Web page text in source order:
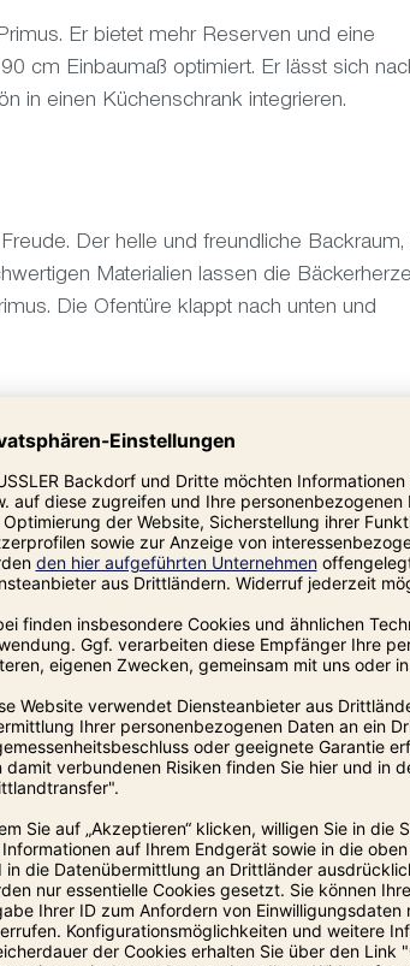
Er bietet mehr Reserven und eine
cm Einbaumaß optimiert. Er lässt sich
in einen Küchenschrank integrieren.
Der helle und freundliche Backraum,
Materialien lassen die
Die Ofentüre klappt nach unten und
ca. 12
ca. 9
ca. 3
ca. 5
ca. 4
ca. 5
oder einem ähnlichen passenden